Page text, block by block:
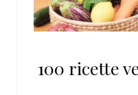
100 ricette